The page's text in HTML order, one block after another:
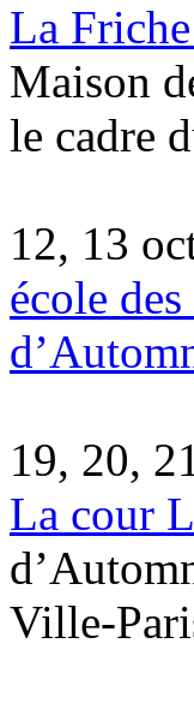
La
Maison
le cadre
12, 13
école
19, 20,
La cour
Ville-